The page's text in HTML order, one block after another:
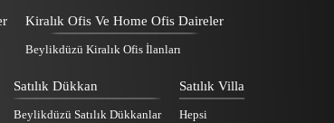
Kiralık Ofis Ve Home Ofis Daireler
Beylikdüzü Kiralık Ofis İlanları
Satılık Dükkan
Beylikdüzü Satılık Dükkanlar
Satılık Villa
Hepsi